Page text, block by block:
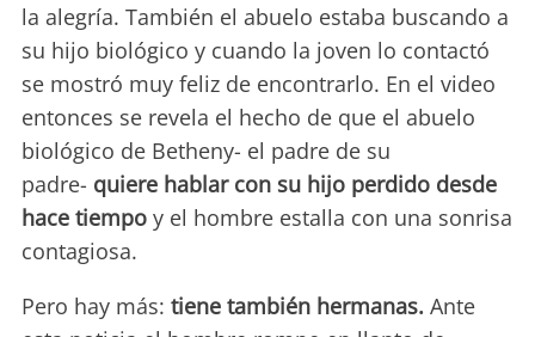
la alegría. También el abuelo estaba buscando a
su hijo biológico y cuando la joven lo contactó
se mostró muy feliz de encontrarlo. En el video
entonces se revela el hecho de que el abuelo
biológico de Betheny- el padre de su
padre- quiere hablar con su hijo perdido desde
hace tiempo y el hombre estalla con una sonrisa
contagiosa.
Pero hay más: tiene también hermanas. Ante